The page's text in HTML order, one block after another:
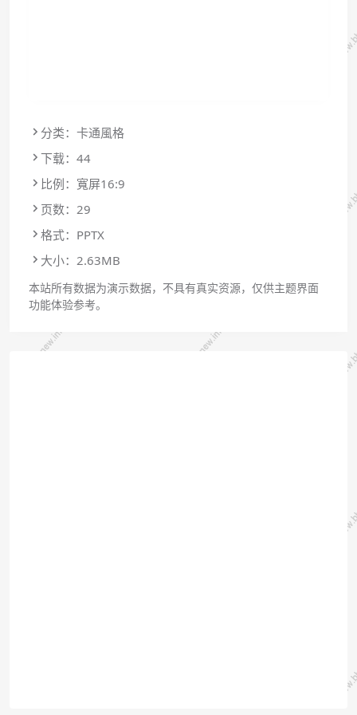
分类：卡通風格
下载：44
比例：寬屏16:9
页数：29
格式：PPTX
大小：2.63MB
本站所有数据为演示数据，不具有真实资源，仅供主题界面
功能体验参考。